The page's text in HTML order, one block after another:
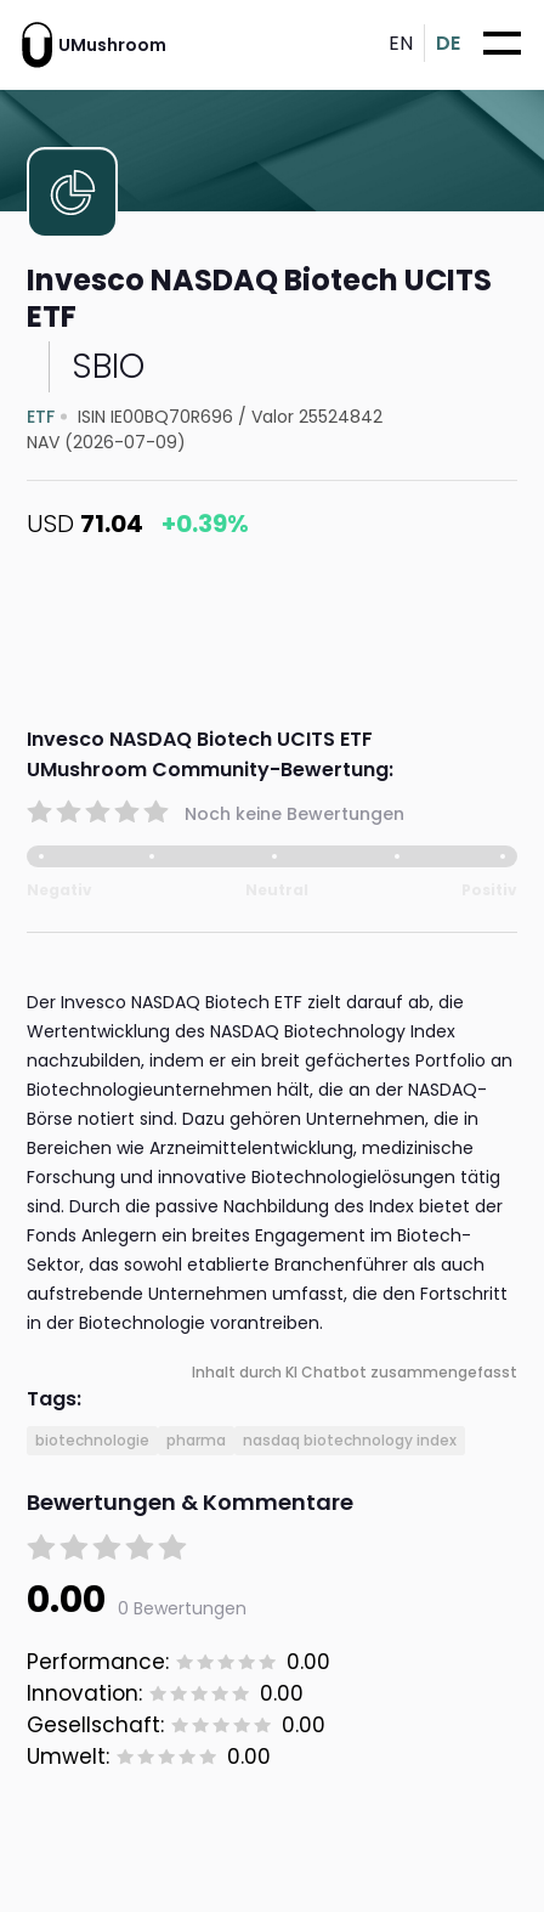
UMushroom EN DE
Invesco NASDAQ Biotech UCITS
ETF
SBIO
ETF ISIN IE00BQ70R696 /Valor 25524842
NAV (2026-07-09)
USD 71.04 +0.39%
Invesco NASDAQ Biotech UCITS ETF
UMushroom Community-Bewertung:
Noch keine Bewertungen
Der Invesco NASDAQ Biotech ETF zielt darauf ab, die
Wertentwicklung des NASDAQ Biotechnology Index
nachzubilden, indem er ein breit gefächertes Portfolio an
Biotechnologieunternehmen hält, die an der NASDAQ-
Börse notiert sind. Dazu gehören Unternehmen, die in
Bereichen wie Arzneimittelentwicklung, medizinische
Forschung und innovative Biotechnologielösungen tätig
sind. Durch die passive Nachbildung des Index bietet der
Fonds Anlegern ein breites Engagement im Biotech-
Sektor, das sowohl etablierte Branchenführer als auch
aufstrebende Unternehmen umfasst, die den Fortschritt
in der Biotechnologie vorantreiben.
Inhalt durch KI Chatbot zusammengefasst
Tags:
biotechnologie pharma nasdaq biotechnology index
Bewertungen & Kommentare
0.00 0 Bewertungen
Performance:
0.00
Innovation:
0.00
Gesellschaft:
0.00
Umwelt:
0.00